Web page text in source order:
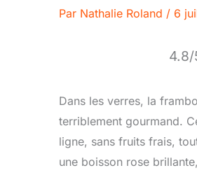
Par Nathalie Roland / 6
4.8/
Dans les verres, la
terriblement gourmand.
ligne, sans fruits frais,
une boisson rose